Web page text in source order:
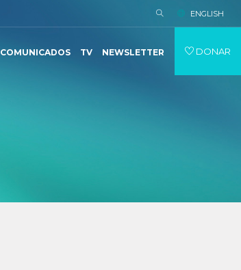
ENGLISH
COMUNICADOS TV NEWSLETTER DONAR